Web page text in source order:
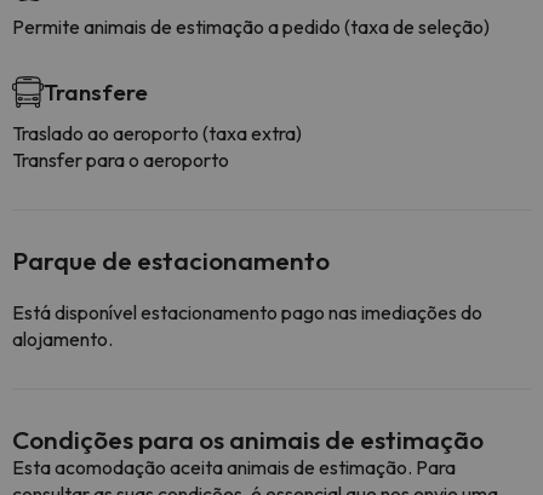
Permite animais de estimação a pedido (taxa de seleção)
Transfere
Traslado ao aeroporto (taxa extra)
Transfer para o aeroporto
Parque de estacionamento
Está disponível estacionamento pago nas imediações do
alojamento.
Condições para os animais de estimação
Esta acomodação aceita animais de estimação. Para